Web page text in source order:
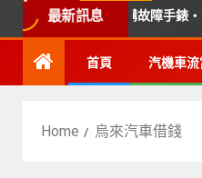
最新訊息
收購老錶・收購故障手錶・高
首頁 汽機車流
Home 烏來汽車借錢